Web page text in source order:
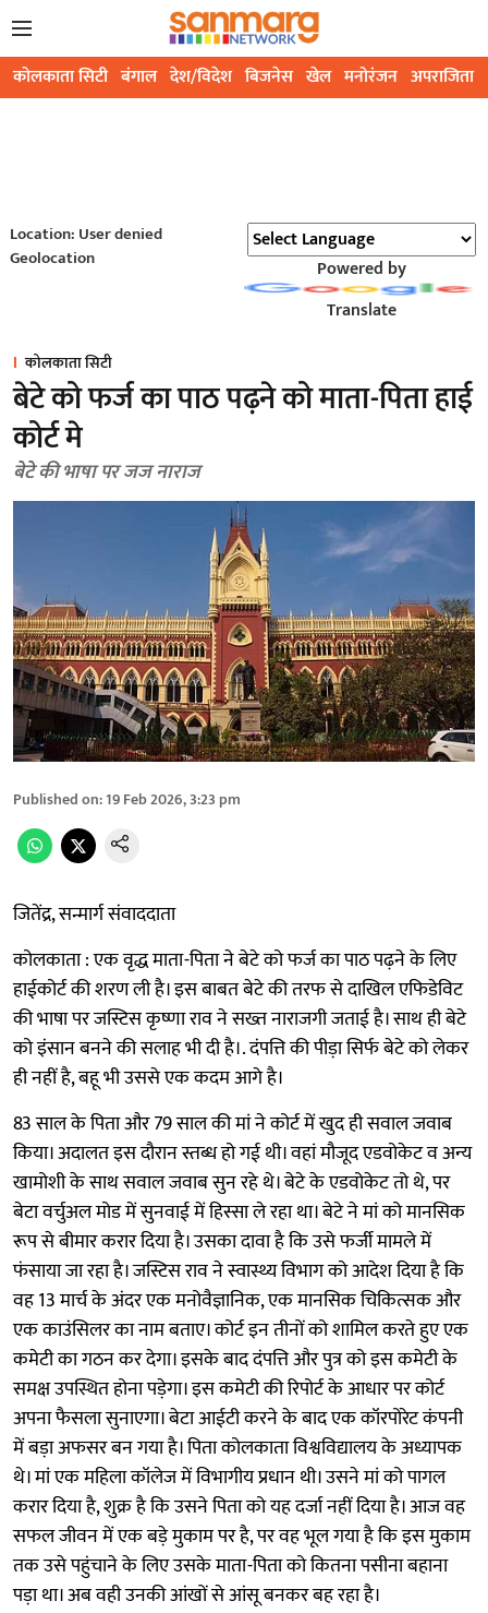
कोलकाता सिटी बंगाल देश/विदेश बिजनेस खेल मनोरंजन अपराजिता
Location: User denied
Geolocation
Powered by
Translate
कोलकाता सिटी
बेटे को फर्ज का पाठ पढ़ने को माता-पिता हाई
कोर्ट मे
बेटे की भाषा पर जज नाराज
Published on:19 Feb 2026, 3:23 pm
जितेंद्र, सन्मार्ग संवाददाता
कोलकाता : एक वृद्ध माता-पिता ने बेटे को फर्ज का पाठ पढ़ने के लिए
हाईकोर्ट की शरण ली है। इस बाबत बेटे की तरफ से दाखिल एफिडेविट
की भाषा पर जस्टिस कृष्णा राव ने सख्त नाराजगी जताई है। साथ ही बेटे
को इंसान बनने की सलाह भी दी है।. दंपत्ति की पीड़ा सिर्फ बेटे को लेकर
ही नहीं है, बहू भी उससे एक कदम आगे है।
83 साल के पिता और 79 साल की मां ने कोर्ट में खुद ही सवाल जवाब
किया। अदालत इस दौरान स्तब्ध हो गई थी। वहां मौजूद एडवोकेट व अन्य
खामोशी के साथ सवाल जवाब सुन रहे थे। बेटे के एडवोकेट तो थे, पर
बेटा वर्चुअल मोड में सुनवाई में हिस्सा ले रहा था। बेटे ने मां को मानसिक
रूप से बीमार करार दिया है। उसका दावा है कि उसे फर्जी मामले में
फंसाया जा रहा है। जस्टिस राव ने स्वास्थ्य विभाग को आदेश दिया है कि
वह 13 मार्च के अंदर एक मनोवैज्ञानिक, एक मानसिक चिकित्सक और
एक काउंसिलर का नाम बताए। कोर्ट इन तीनों को शामिल करते हुए एक
कमेटी का गठन कर देगा। इसके बाद दंपत्ति और पुत्र को इस कमेटी के
समक्ष उपस्थित होना पड़ेगा। इस कमेटी की रिपोर्ट के आधार पर कोर्ट
अपना फैसला सुनाएगा। बेटा आईटी करने के बाद एक कॉरपोरेट कंपनी
में बड़ा अफसर बन गया है। पिता कोलकाता विश्वविद्यालय के अध्यापक
थे। मां एक महिला कॉलेज में विभागीय प्रधान थी। उसने मां को पागल
करार दिया है, शुक्र है कि उसने पिता को यह दर्जा नहीं दिया है। आज वह
सफल जीवन में एक बड़े मुकाम पर है, पर वह भूल गया है कि इस मुकाम
तक उसे पहुंचाने के लिए उसके माता-पिता को कितना पसीना बहाना
पड़ा था। अब वही उनकी आंखों से आंसू बनकर बह रहा है।